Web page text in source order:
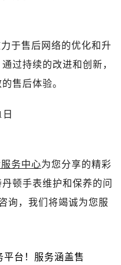
新疆维吾尔自治区霍尔果斯市亚欧北路江诗丹顿售后服务中心（需提前预约）
新疆维吾尔自治区奎屯市团结西街江诗丹顿售后服务中心（需提前预约）
新疆维吾尔自治区昆玉市昆泉街江诗丹顿售后服务中心（需提前预约）
新疆维吾尔自治区沙湾市三道河子镇世纪大道南路江诗丹顿售后服务中心（需提前预约）
于售后网络的优化和升
过持续的改进和创新，
售后体验。
务中心为您分享的精彩
顿手表维护和保养的问
询，我们将竭诚为您服